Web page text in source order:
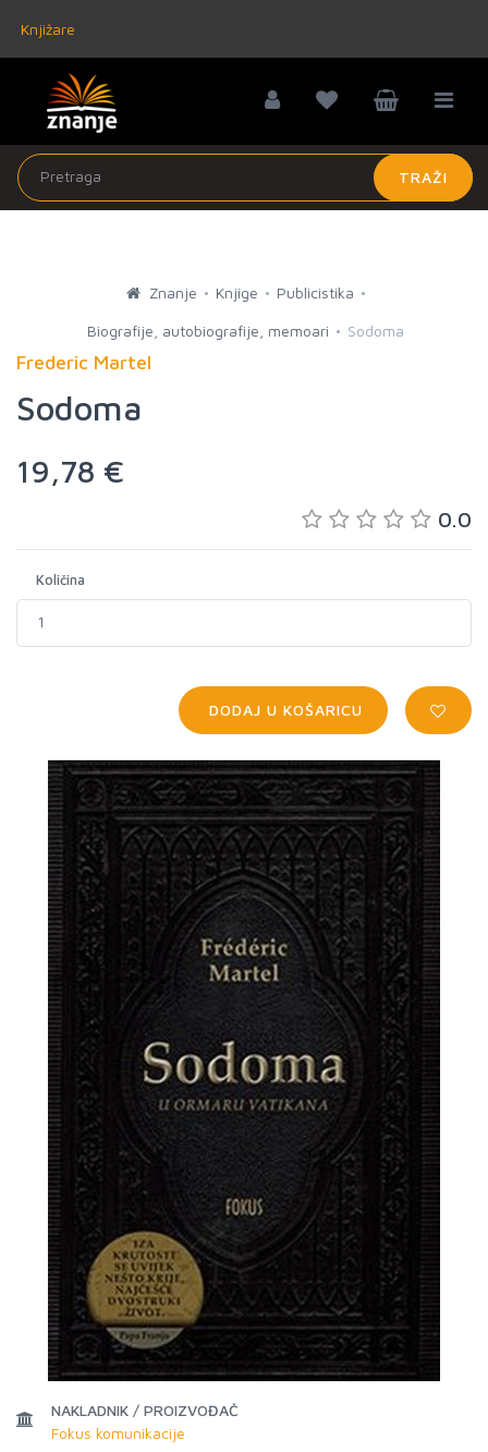
Knjižare
TRAŽI
Znanje Knjige Publicistika
Biografije, autobiografije, memoari Sodoma
Frederic Martel
Sodoma
19,78 €
0.0
Količina
DODAJ U KOŠARICU
NAKLADNIK / PROIZVOĐAČ
Fokus komunikacije